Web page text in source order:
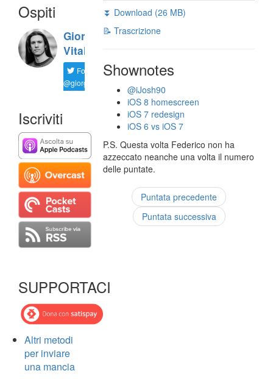
Ospiti
Giorgio
Vitali
Follow
@giorgio__vit
Iscriviti
SUPPORTACI
Altri metodi
per inviare
una mancia
⏬ Download (26 MB)
📝 Trascrizione
Shownotes
@iJosh90
iOS 8 homescreen
iOS 7 redesign
iOS 6 vs iOS 7
P.S. Questa volta Federico non ha
azzeccato neanche una volta il numero
delle puntate.
Puntata precedente
Puntata successiva